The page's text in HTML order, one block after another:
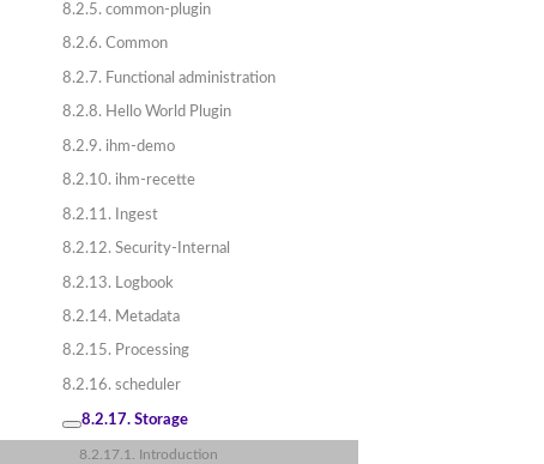
8.2.5. common-plugin
8.2.6. Common
8.2.7. Functional administration
8.2.8. Hello World Plugin
8.2.9. ihm-demo
8.2.10. ihm-recette
8.2.11. Ingest
8.2.12. Security-Internal
8.2.13. Logbook
8.2.14. Metadata
8.2.15. Processing
8.2.16. scheduler
8.2.17. Storage
8.2.17.1. Introduction